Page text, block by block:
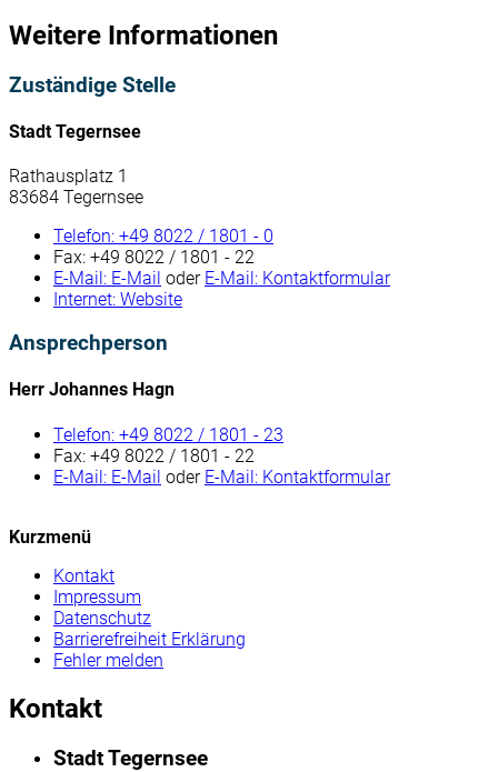
Weitere Informationen
Zuständige Stelle
Stadt Tegernsee
Rathausplatz 1
83684 Tegernsee
Telefon: +49 8022 / 1801 - 0
Fax: +49 8022 / 1801 - 22
E-Mail: E-Mail oder E-Mail: Kontaktformular
Internet: Website
Ansprechperson
Herr Johannes Hagn
Telefon: +49 8022 / 1801 - 23
Fax: +49 8022 / 1801 - 22
E-Mail: E-Mail oder E-Mail: Kontaktformular
Kurzmenü
Kontakt
Impressum
Datenschutz
Barrierefreiheit Erklärung
Fehler melden
Kontakt
Stadt Tegernsee